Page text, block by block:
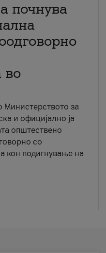
почнува
во
Министерството за
и официјално ја
општествено
со
кон подигнување на